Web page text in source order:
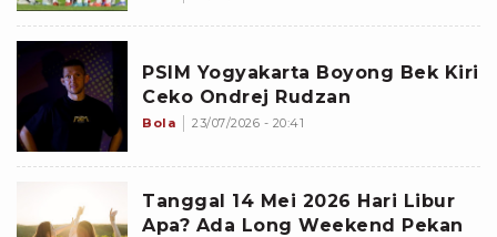
PSIM Yogyakarta Boyong Bek Kiri
Ceko Ondrej Rudzan
Bola 23/07/2026 - 20:41
Tanggal 14 Mei 2026 Hari Libur
Apa? Ada Long Weekend Pekan